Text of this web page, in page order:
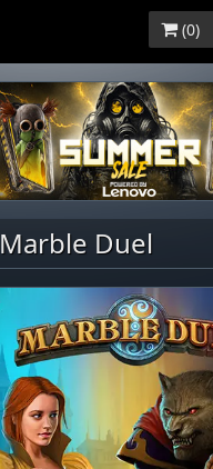
(0)
Marble Duel